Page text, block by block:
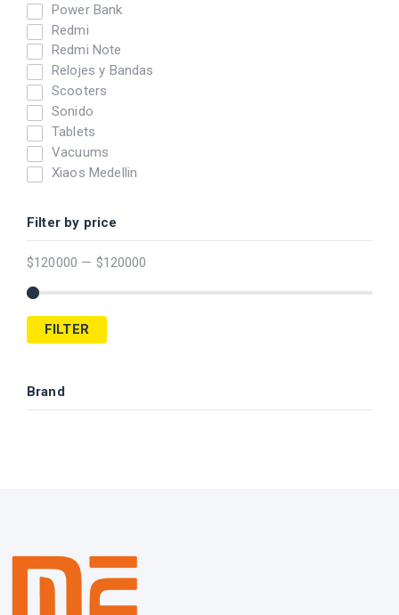
Power Bank
Redmi
Redmi Note
Relojes y Bandas
Scooters
Sonido
Tablets
Vacuums
Xiaos Medellin
Filter by price
$120000 — $120000
FILTER
Brand